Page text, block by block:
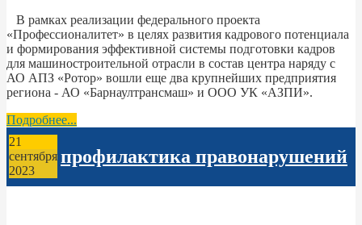
В рамках реализации федерального проекта
«Профессионалитет» в целях развития кадрового потенциала
и формирования эффективной системы подготовки кадров
для машиностроительной отрасли в состав центра наряду с
АО АПЗ «Ротор» вошли еще два крупнейших предприятия
региона - АО «Барнаултрансмаш» и ООО УК «АЗПИ».
Подробнее...
21
сентября
2023
профилактика правонарушений